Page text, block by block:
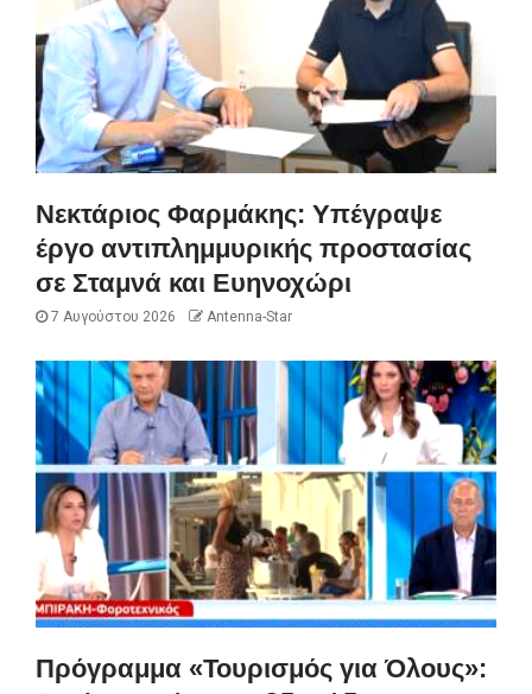
Νεκτάριος Φαρμάκης: Υπέγραψε
έργο αντιπλημμυρικής προστασίας
σε Σταμνά και Ευηνοχώρι
7 Αυγούστου 2026 Antenna-Star
Πρόγραμμα «Τουρισμός για Όλους»: